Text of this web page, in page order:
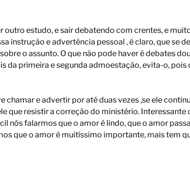
estudo, e sair debatendo com crentes, e
instrução e advertência pessoal , é claro, que se
o assunto. O que não pode haver é debates
da primeira e segunda admoestação, evita-o, pois
e advertir por até duas vezes ,se ele
que resistir a correção do ministério. Interessante
nós falarmos que o amor é lindo, que o amor
que o amor é muitíssimo importante, mais tem